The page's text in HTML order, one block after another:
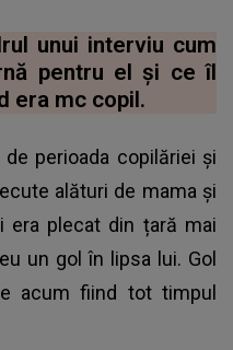
unui interviu cum
pentru el și ce îl
era mc copil.
perioada copilăriei și
alături de mama și
plecat din țară mai
un gol în lipsa lui. Gol
acum fiind tot timpul